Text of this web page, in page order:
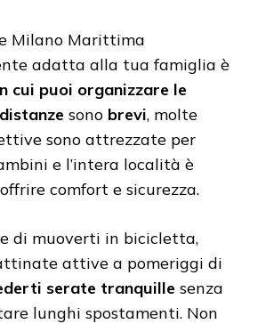
Milano Marittima
adatta alla tua famiglia è
cui puoi organizzare le
distanze sono brevi, molte
sono attrezzate per
e l’intera località è
comfort e sicurezza.
di muoverti in bicicletta,
attive a pomeriggi di
serate tranquille senza
lunghi spostamenti. Non